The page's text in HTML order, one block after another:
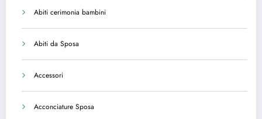
Abiti cerimonia bambini
Abiti da Sposa
Accessori
Acconciature Sposa